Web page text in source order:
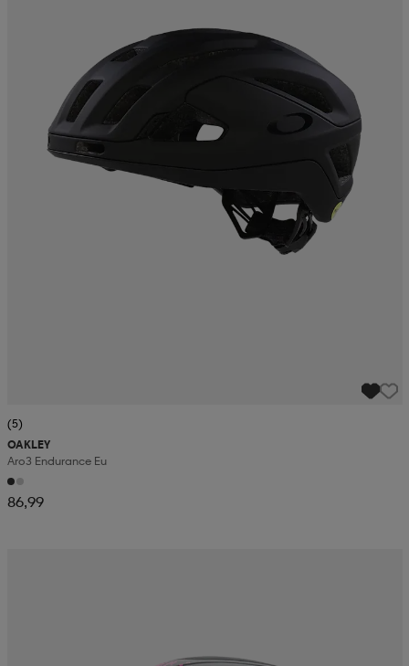
(5)
OAKLEY
Aro3 Endurance Eu
86,99